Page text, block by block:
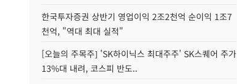
한국투자증권 상반기 영업이익 2조2천억 순이익 1조7
천억, "역대 최대 실적"
[오늘의 주목주] 'SK하이닉스 최대주주' SK스퀘어 주가
13%대 내려, 코스피 반도..